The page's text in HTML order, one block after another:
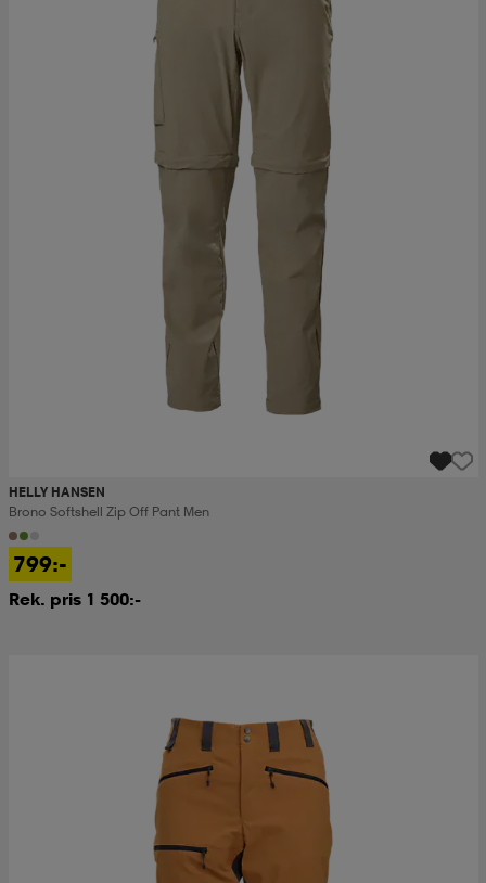
HELLY HANSEN
Brono Softshell Zip Off Pant Men
799:-
Rek. pris 1 500:-